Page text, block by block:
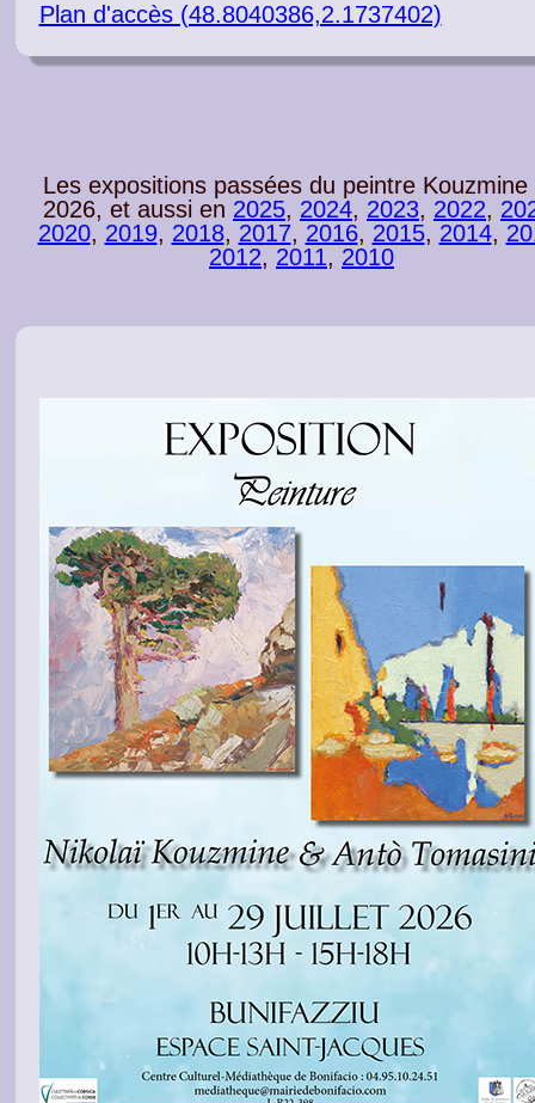
Plan d'accès (48.8040386,2.1737402)
Les expositions passées du peintre Kouzmine
2026, et aussi en 2025, 2024, 2023, 2022,
2020, 2019, 2018, 2017, 2016, 2015, 2014,
2012, 2011, 2010